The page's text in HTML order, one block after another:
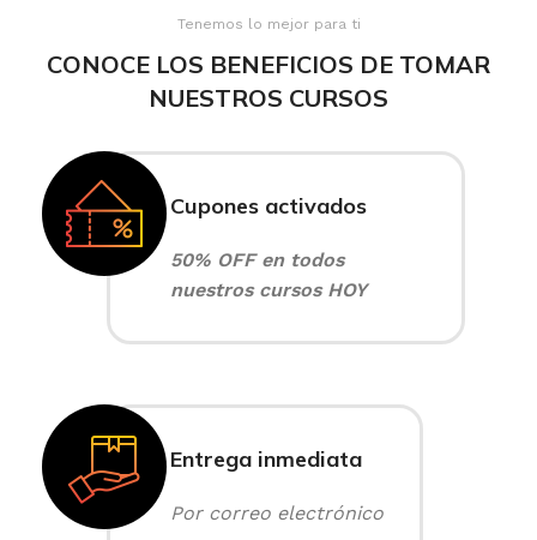
Tenemos lo mejor para ti
CONOCE LOS BENEFICIOS DE TOMAR
NUESTROS CURSOS
Cupones activados
50% OFF en todos
nuestros cursos HOY
Entrega inmediata
Por correo electrónico